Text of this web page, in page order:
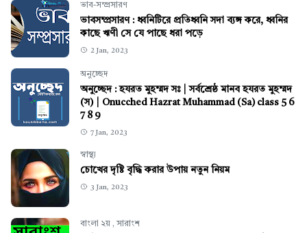
ভাব-সম্প্রসারণ
ভাবসম্প্রসারণ : ধ্বনিটিরে প্রতিধ্বনি সদা ব্যঙ্গ করে, ধ্বনির
কাছে ঋণী সে যে পাছে ধরা পড়ে
2 Jan, 2023
অনুচ্ছেদ
অনুচ্ছেদ : হযরত মুহম্মদ সঃ | সর্বশ্রেষ্ঠ মানব হযরত মুহম্মদ
(স) | Onucched Hazrat Muhammad (Sa) class 5 6
7 8 9
7 Jan, 2023
স্বাস্থ্য
চোখের দৃষ্টি বৃদ্ধি করার উপায় নতুন নিয়ম
3 Jan, 2023
বাংলা ২য় , সারাংশ